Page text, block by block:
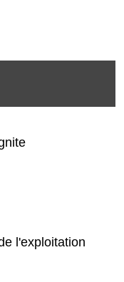
l'exploitation